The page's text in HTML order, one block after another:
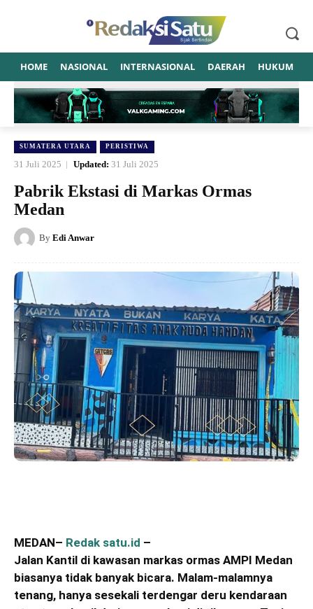
HOME NASIONAL INTERNASIONAL DAERAH HUKUM
SUMATERA UTARA PERISTIWA
31 Juli 2025 Updated: 31 Juli 2025
Pabrik Ekstasi di Markas Ormas
Medan
By Edi Anwar
MEDAN– Redak satu.id –
Jalan Kantil di kawasan markas ormas AMPI Medan
biasanya tidak banyak bicara. Malam-malamnya
tenang, hanya sesekali terdengar deru kendaraan